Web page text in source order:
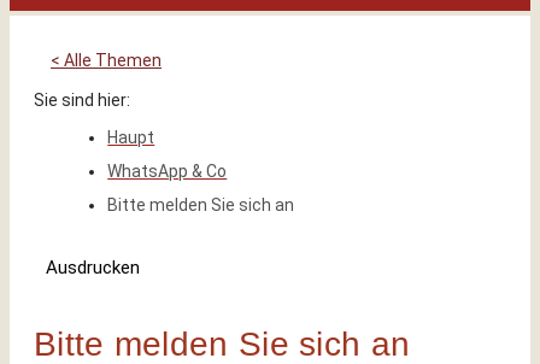
< Alle Themen
Sie sind hier:
Haupt
WhatsApp & Co
Bitte melden Sie sich an
Ausdrucken
Bitte melden Sie sich an